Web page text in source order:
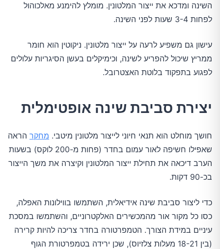
השינה ומדכא את ייצור המלטונין. מומלץ להימנע מאלכוהול
לפחות 3-4 שעות לפני השינה.
עישון גם משפיע לרעה על ייצור מלטונין. ניקוטין הוא חומר
ממריץ שיכול להפריע לשינה, וכימיקלים בעשן הסיגריות עלולים
לפגוע בתפקוד בלוטת האצטרובל.
יצירת סביבת שינה אופטימלית
חושך מוחלט הוא תנאי חיוני לייצור מלטונין מיטבי. מחקר הראה
שאפילו חשיפה לאור עמום בחדר (פחות מ-200 לוקס) בשעות
הערב דיכאה את תחילת ייצור המלטונין וקיצרה את משך הייצור
בכ-90 דקות.
כדי ליצור סביבת שינה אידיאלית, השתמשו בווילונות האפלה,
כסו כל מקור אור מהמכשירים האלקטרוניים, והשתמשו במסכת
עיניים במידת הצורך. הטמפרטורה בחדר צריכה להיות קרירה
(בין 18-21 מעלות צלזיוס), שכן ירידה בטמפרטורת הגוף